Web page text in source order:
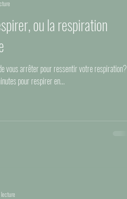
ou la respiration
vous arrêter pour ressentir votre respiration?
pour respirer en...